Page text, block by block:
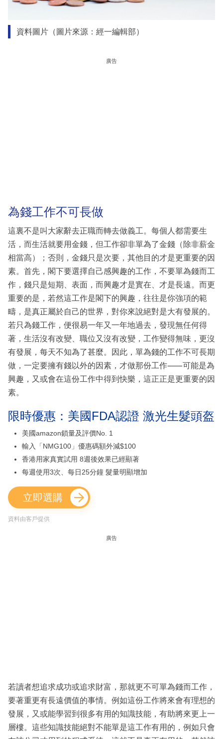
資料圖片（圖片來源：經一編輯部）
廣告
為錢工作不可長做
這裏不是叫大家辭去正職而轉去做義工。每個人都需要生
活，而生活就要用金錢，但工作卻非單為了金錢（除非薪金
相當高）；否則，金錢只是次要，其他目的才是更重要的因
素。首先，閣下要選擇自己感興趣的工作，不要單為錢而工
作，錢只是短期、表面，而興趣才是實在、才是長遠。而更
重要的是，若然這工作是閣下的興趣，往往是你強項的範
疇，是真正屬於自己的世界，對你來說絕對是大有發展的。
若只為錢工作，便很易一年又一年地過去，發現無任何得
著，生活沒有改變、職位又沒有改變，工作變得無味，更沒
有發展，每天不知為了甚麼。因此，單為錢的工作不可長期
做，一定要擁有錢以外的因素，才做那份工作⸺可能是為
興趣，又或會在這份工作中得到快樂，這正正是更重要的因
素。
限時優惠：美國FDA認證 激光生髮頭盔
美國amazon鎖量及評價No. 1
輸入「NMG100」優惠碼額外減$100
香港用家真實試用 8週後效果已經顯著
每週使用3次、每日25分鐘 髮量明顯增加
立即選購
資料由客戶提供
廣告
若讀者想追求成功或追求財富，那就更不可單為錢而工作，
要著重更有長遠價值的事情。例如這份工作將來會有理想的
發展，又或能學習到很多有用的知識技能，有助將來更上一
層樓。這些知識技能絕對不能單是這工作有用的，例如只會